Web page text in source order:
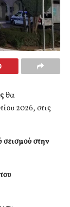
θα
2026, στις
σεισμού στην